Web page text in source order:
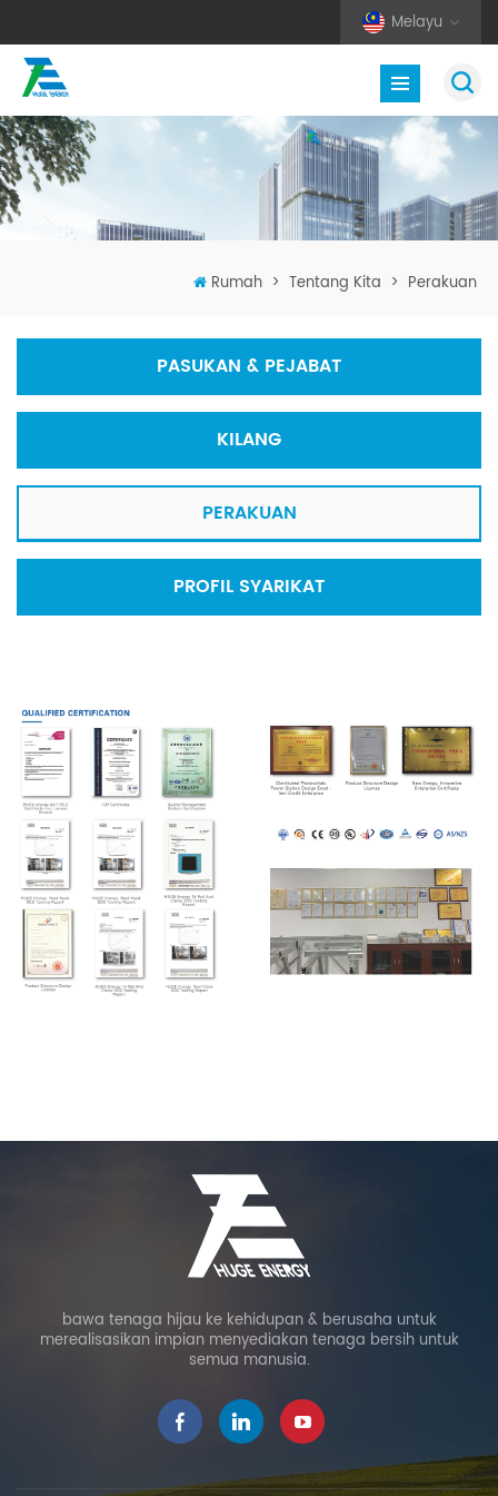
Melayu
Rumah > Tentang Kita > Perakuan
PASUKAN & PEJABAT
KILANG
PERAKUAN
PROFIL SYARIKAT
bawa tenaga hijau ke kehidupan & berusaha untuk
merealisasikan impian menyediakan tenaga bersih untuk
semua manusia.